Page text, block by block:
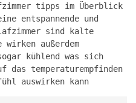
tipps im Überblick
entspannende und
sind kalte
außerdem
kühlend was sich
das temperaturempfinden
auswirken kann